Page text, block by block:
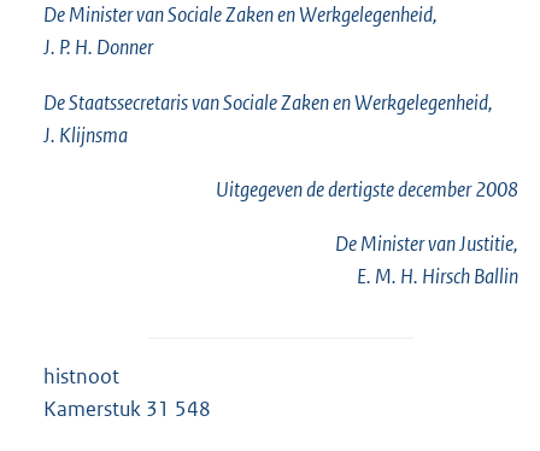
De Minister van Sociale Zaken en Werkgelegenheid,
J. P. H. Donner
De Staatssecretaris van Sociale Zaken en Werkgelegenheid,
J. Klijnsma
Uitgegeven dedertigstedecember 2008
De Minister van Justitie,
E. M. H. Hirsch Ballin
histnoot
Kamerstuk 31 548